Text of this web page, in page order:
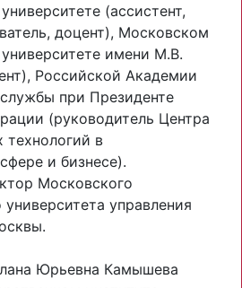
(ассистент,
доцент), Московском
имени М.В.
Российской Академии
при Президенте
(руководитель Центра
технологий в
и бизнесе).
Московского
университета управления
Юрьевна Камышева